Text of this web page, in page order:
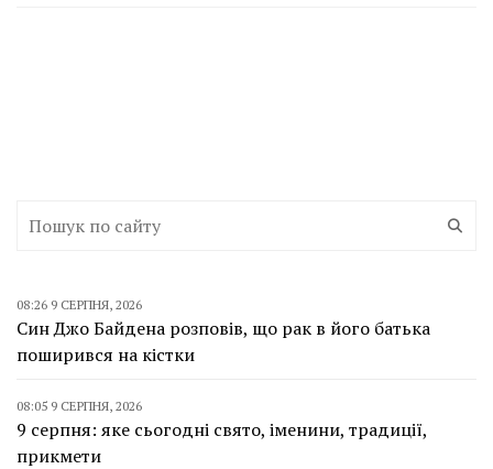
08:26 9 СЕРПНЯ, 2026
Син Джо Байдена розповів, що рак в його батька
поширився на кістки
08:05 9 СЕРПНЯ, 2026
9 серпня: яке сьогодні свято, іменини, традиції,
прикмети